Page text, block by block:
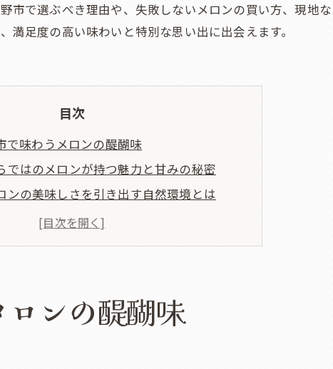
市で選ぶべき理由や、失敗しないメロンの買い方、現地
足度の高い味わいと特別な思い出に出会えます。
目次
で味わうメロンの醍醐味
ではのメロンが持つ魅力と甘みの秘密
ンの美味しさを引き出す自然環境とは
ンの人気の理由と現地で味わう特別感
べ比べで分かる富良野産の特徴と選び方
ンの旬と美味しい時期の見極め方
ンの醍醐味